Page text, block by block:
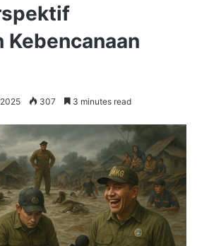
Kebencanaan
307 3 minutes read